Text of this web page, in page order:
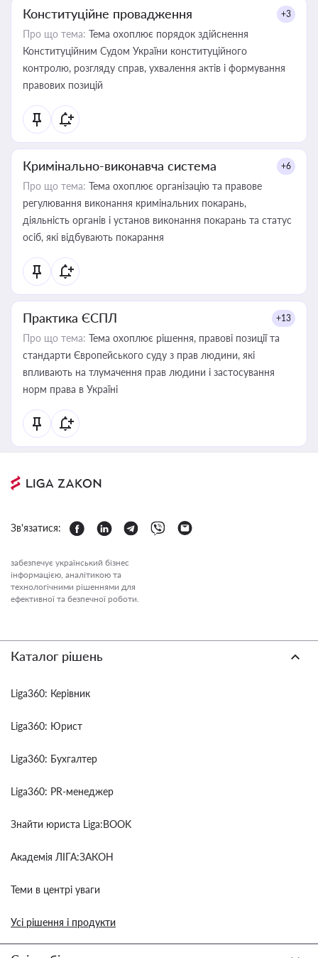
Конституційне провадження +3
Про що тема: Тема охоплює порядок здійснення
Конституційним Судом України конституційного
контролю, розгляду справ, ухвалення актів і формування
правових позицій
Кримінально-виконавча система +6
Про що тема: Тема охоплює організацію та правове
регулювання виконання кримінальних покарань,
діяльність органів і установ виконання покарань та статус
осіб, які відбувають покарання
Практика ЄСПЛ +13
Про що тема: Тема охоплює рішення, правові позиції та
стандарти Європейського суду з прав людини, які
впливають на тлумачення прав людини і застосування
норм права в Україні
Зв'язатися:
забезпечує український бізнес
інформацією, аналітикою та
технологічними рішеннями для
ефективної та безпечної роботи.
Каталог рішень
Liga360: Керівник
Liga360: Юрист
Liga360: Бухгалтер
Liga360: PR-менеджер
Знайти юриста Liga:BOOK
Академія ЛІГА:ЗАКОН
Теми в центрі уваги
Усі рішення і продукти